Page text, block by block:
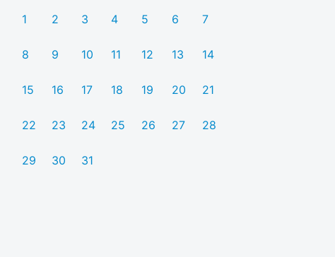
1
2 3 4 5 6 7
8 9 10 11 12 13 14
15 16 17 18 19 20 21
22 23 24 25 26 27 28
29 30 31